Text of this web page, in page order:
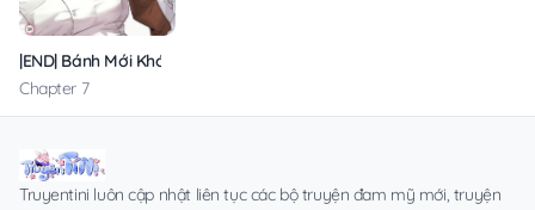
|END| Bánh Mới Khó Cưỡng
Chapter 7
Truyentini luôn cập nhật liên tục các bộ truyện đam mỹ mới, truyện